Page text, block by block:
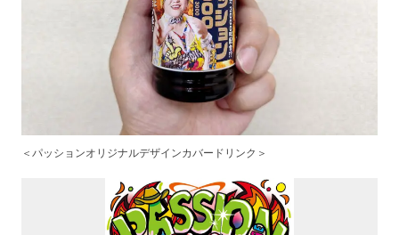
＜パッションオリジナルデザインカバードリンク＞